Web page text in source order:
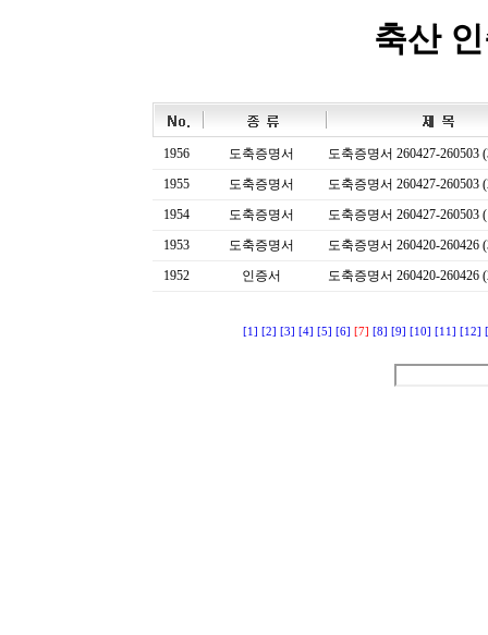
축산
1956 도축증명서
도축증명서 260427-260503
1955
도축증명서
도축증명서 260427-260503
1954
도축증명서
도축증명서 260427-260503
1953
도축증명서
도축증명서 260420-260426
1952
인증서 도축증명서 260420-260426
[1] [2] [3] [4] [5] [6] [7] [8] [9] [10] [11] [12]